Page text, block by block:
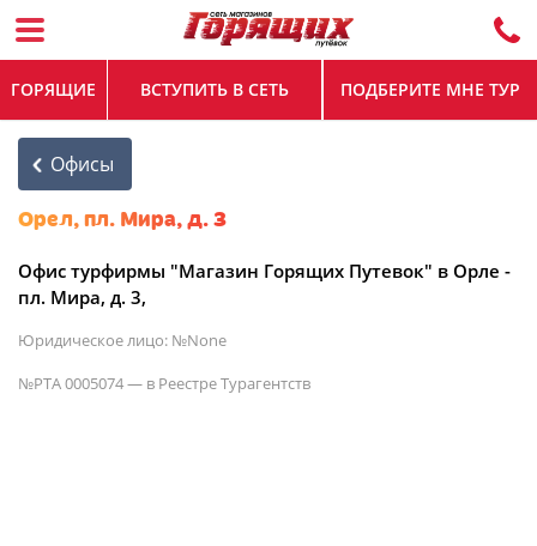
ГОРЯЩИЕ ВСТУПИТЬ В СЕТЬ ПОДБЕРИТЕ МНЕ ТУР
Офисы
Орел, пл. Мира, д. 3
Офис турфирмы "Магазин Горящих Путевок" в Орле -
пл. Мира, д. 3,
Юридическое лицо: №None
№РТА 0005074 — в Реестре Турагентств